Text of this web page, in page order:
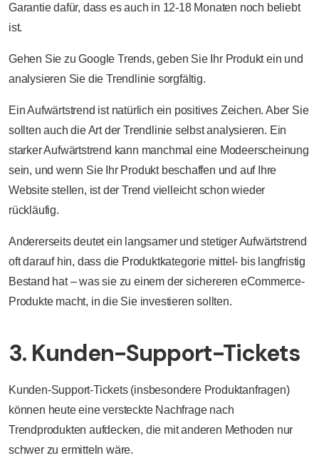
Garantie dafür, dass es auch in 12-18 Monaten noch beliebt
ist.
Gehen Sie zu Google Trends, geben Sie Ihr Produkt ein und
analysieren Sie die Trendlinie sorgfältig.
Ein Aufwärtstrend ist natürlich ein positives Zeichen. Aber Sie
sollten auch die Art der Trendlinie selbst analysieren. Ein
starker Aufwärtstrend kann manchmal eine Modeerscheinung
sein, und wenn Sie Ihr Produkt beschaffen und auf Ihre
Website stellen, ist der Trend vielleicht schon wieder
rückläufig.
Andererseits deutet ein langsamer und stetiger Aufwärtstrend
oft darauf hin, dass die Produktkategorie mittel- bis langfristig
Bestand hat – was sie zu einem der sichereren eCommerce-
Produkte macht, in die Sie investieren sollten.
3. Kunden-Support-Tickets
Kunden-Support-Tickets (insbesondere Produktanfragen)
können heute eine versteckte Nachfrage nach
Trendprodukten aufdecken, die mit anderen Methoden nur
schwer zu ermitteln wäre.